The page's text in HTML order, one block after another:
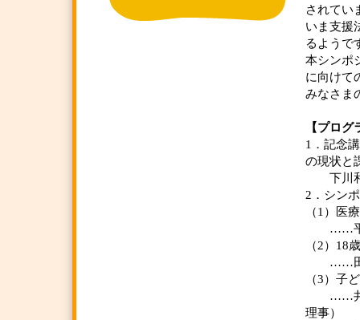
されてい
いま支援
るようで
本シンポ
に向けて
みなさま
【プログ
1．記念
の現状と
下川和
2．シン
（1）医
……平田
（2）18
……田村
（3）子
……井関
理事）